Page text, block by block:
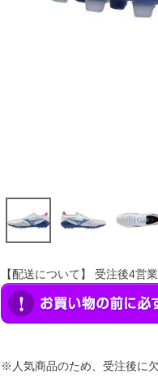
【配送について】 受注後4営
※人気商品のため、受注後に